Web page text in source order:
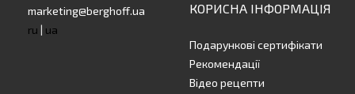
marketing@berghoff.ua
ru | ua
КОРИСНА ІНФОРМАЦІЯ
Подарункові сертифікати
Рекомендації
Відео рецепти